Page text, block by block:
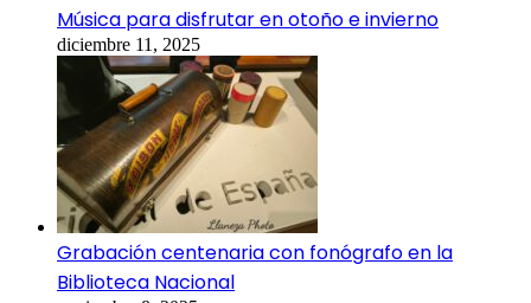
Música para disfrutar en otoño e invierno
diciembre 11, 2025
Grabación centenaria con fonógrafo en la
Biblioteca Nacional